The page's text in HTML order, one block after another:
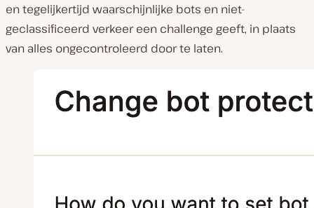
en tegelijkertijd waarschijnlijke bots en niet-
geclassificeerd verkeer een challenge geeft, in plaats
van alles ongecontroleerd door te laten.